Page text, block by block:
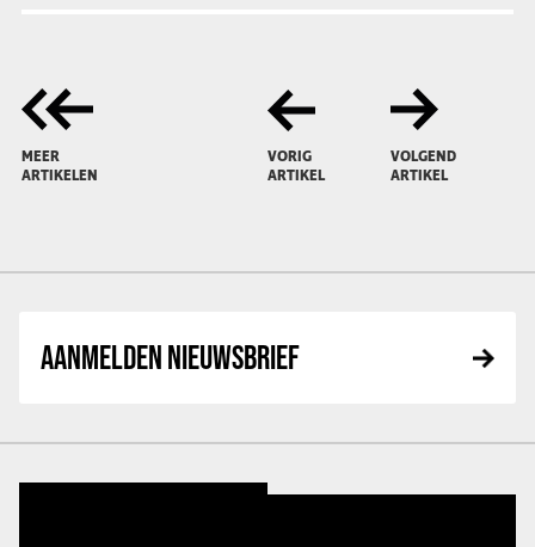
MEER
ARTIKELEN
VORIG
ARTIKEL
VOLGEND
ARTIKEL
AANMELDEN NIEUWSBRIEF